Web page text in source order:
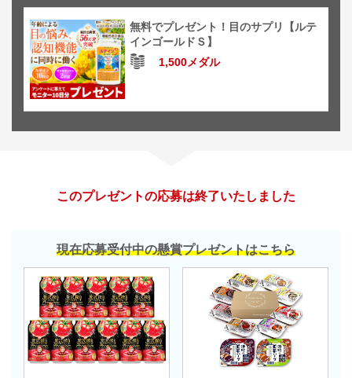
無料でプレゼント！目のサプリ【ルテ
インゴールドＳ】
1,500メダル
このプレゼントの応募は終了いたしました
現在応募受付中の懸賞プレゼントはこちら